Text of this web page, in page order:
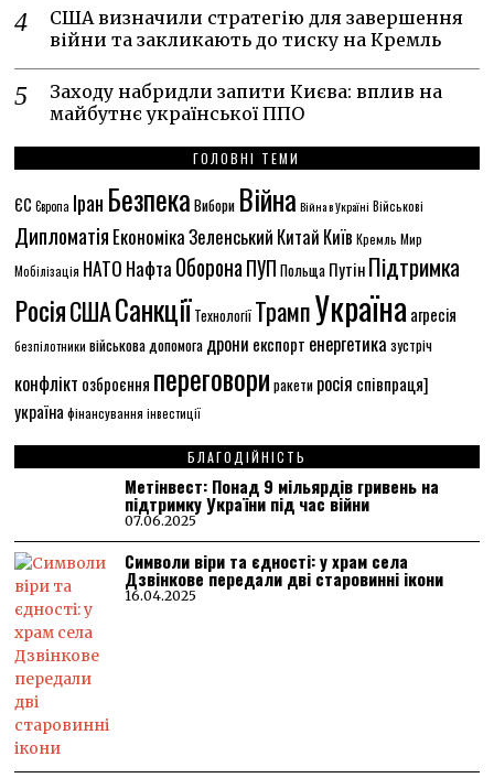
США визначили стратегію для завершення
війни та закликають до тиску на Кремль
Заходу набридли запити Києва: вплив на
майбутнє української ППО
ГОЛОВНІ ТЕМИ
ЄС Європа Іран Безпека Вибори Війна Війна в Україні Військові
Дипломатія ЕкономікаЗеленський Китай Київ Кремль Мир
Мобілізація НАТО Нафта ОборонаПУП Польща ПутінПідтримка
РосіяСШАСанкціїТехнологіїТрампУкраїна агресія
безпілотники військова допомога дрони експорт енергетика зустріч
конфлікт озброєння переговори ракети росія співпраця]
україна фінансування інвестиції
БЛАГОДІЙНІСТЬ
Метінвест: Понад 9 мільярдів гривень на
підтримку України під час війни
07.06.2025
Символи віри та єдності: у храм села
Дзвінкове передали дві старовинні ікони
16.04.2025